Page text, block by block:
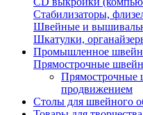
Стабилизаторы,
Швейные и
Шкатулки,
Промышленное
Прямострочные
продвижением
Столы для швейного